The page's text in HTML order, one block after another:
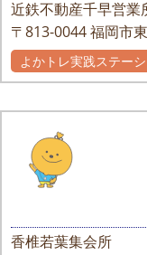
近鉄不動産千早営
〒813-0044福岡市
よかトレ実践ステー
香椎若葉集会所